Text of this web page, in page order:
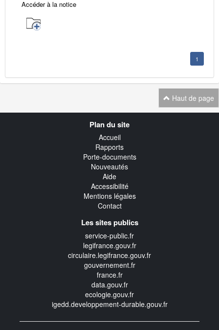
Accéder à la notice
1
Haut de page
Plan du site
Accueil
Rapports
Porte-documents
Nouveautés
Aide
Accessibilité
Mentions légales
Contact
Les sites publics
service-public.fr
legifrance.gouv.fr
circulaire.legifrance.gouv.fr
gouvernement.fr
france.fr
data.gouv.fr
ecologie.gouv.fr
igedd.developpement-durable.gouv.fr